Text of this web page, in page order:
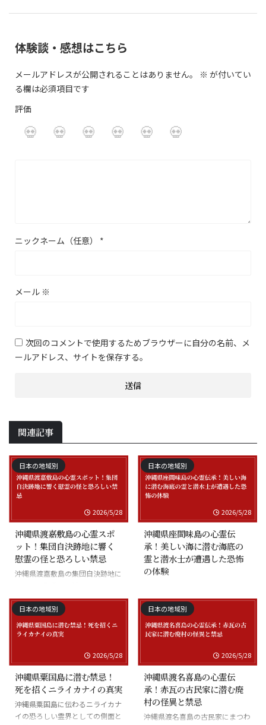
体験談・感想はこちら
メールアドレスが公開されることはありません。 ※ が付いてい
る欄は必須項目です
評価
ニックネーム（任意） *
メール ※
次回のコメントで使用するためブラウザーに自分の名前、メ
ールアドレス、サイトを保存する。
関連記事
日本の地域別
2026/5/28
沖縄県渡嘉敷島の心霊スポ
ット！集団自決跡地に響く
慰霊の怪と恐ろしい禁忌
沖縄県渡嘉敷島の集団自決跡地に
日本の地域別
2026/5/28
沖縄県座間味島の心霊伝
承！美しい海に潜む海底の
霊と潜水士が遭遇した恐怖
の体験
士の怪談
日本の地域別
2026/5/28
沖縄県粟国島に潜む禁忌！
死を招くニライカナイの真実
沖縄県粟国島に伝わるニライカナ
イの恐ろしい霊界としての側面と
日本の地域別
2026/5/28
沖縄県渡名喜島の心霊伝
承！赤瓦の古民家に潜む廃
村の怪異と禁忌
沖縄県渡名喜島の古民家にまつわ